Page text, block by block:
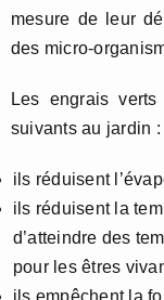
mesure de leur
des micro-
Les engrais
suivants au jardin :
ils réduisent
ils réduisent la
d’atteindre des
pour les êtres
ils empêchent la